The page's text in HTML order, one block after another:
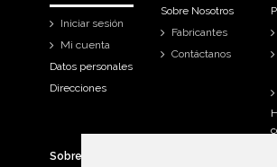
Iniciar sesión
Mi cuenta
Datos personales
Direcciones
Sobre Nosotros
Fabricantes
Contáctanos
Sobre Bicicletas Sanchis